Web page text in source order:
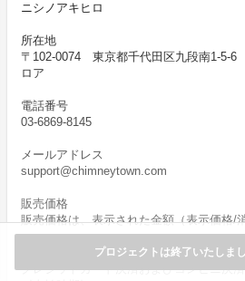
プロジェクトは終了いたしま
ニシノアキヒロ
所在地
〒102-0074 東京都千代田区九段南1-5-6
ロア
電話番号
03-6869-8145
メールアドレス
support@chimneytown.com
販売価格
販売価格は、表示された金額（表示価格/
支払方法および支払の時期
クレジットカード決済およびコンビニ決済